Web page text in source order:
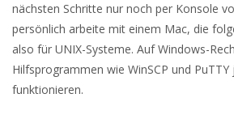
nächsten Schritte nur noch per Konsole
persönlich arbeite mit einem Mac, die
also für UNIX-Systeme. Auf Windows-
Hilfsprogrammen wie WinSCP und
funktionieren.